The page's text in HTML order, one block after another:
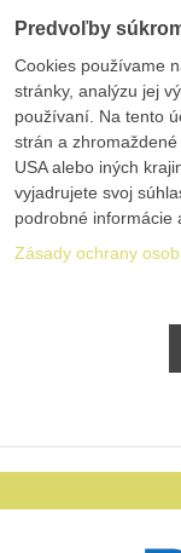
Predvoľby
Cookies používame
stránky, analýzu jej
používaní. Na tento
strán a
USA alebo iných
vyjadrujete svoj
podrobné informácie
Zásady ochrany